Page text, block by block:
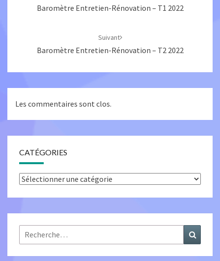
Baromètre Entretien-Rénovation – T1 2022
Suivant
Baromètre Entretien-Rénovation – T2 2022
Les commentaires sont clos.
CATÉGORIES
Catégories
Rechercher :